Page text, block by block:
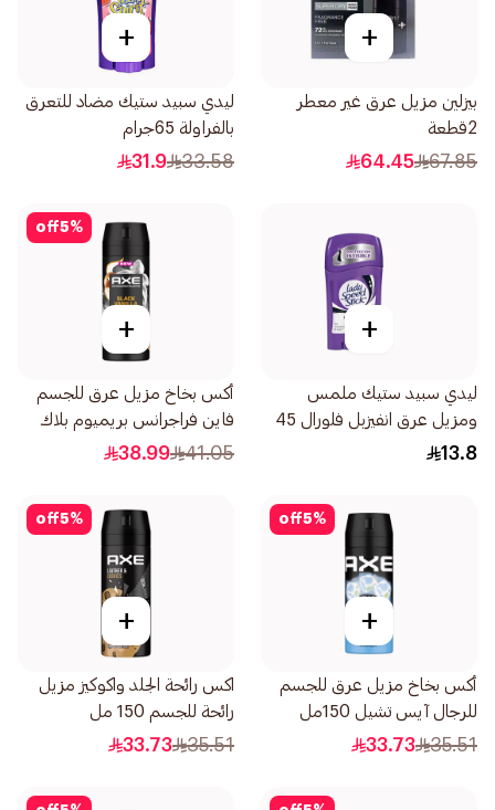
+
بيزلين مزيل عرق غير معطر
2قطعة
67.85
64.45
+
ليدي سبيد ستيك مضاد للتعرق
بالفراولة 65جرام
33.58
31.9
+
ليدي سبيد ستيك ملمس
ومزيل عرق انفيزبل فلورال 45
جرام
13.8
5%
off
+
أكس بخاخ مزيل عرق للجسم
فاين فراجرانس بريميوم بلاك
فانيليا 150مل
41.05
38.99
5%
off
+
أكس بخاخ مزيل عرق للجسم
للرجال آيس تشيل 150مل
35.51
33.73
5%
off
+
اكس رائحة الجلد واكوكيز مزيل
رائحة للجسم 150 مل
35.51
33.73